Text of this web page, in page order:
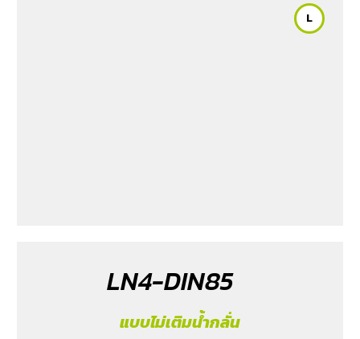
/ Navara Pro-2X 2021/
/ Revo (2.4)/
L
LN4-DIN85
แบบไม่เติมน้ำกลั่น